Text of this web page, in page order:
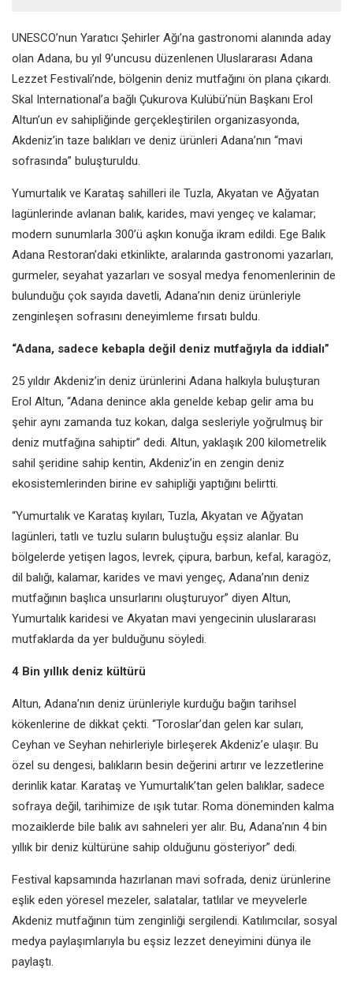
UNESCO’nun Yaratıcı Şehirler Ağı’na gastronomi alanında aday
olan Adana, bu yıl 9’uncusu düzenlenen Uluslararası Adana
Lezzet Festivali’nde, bölgenin deniz mutfağını ön plana çıkardı.
Skal International’a bağlı Çukurova Kulübü’nün Başkanı Erol
Altun’un ev sahipliğinde gerçekleştirilen organizasyonda,
Akdeniz’in taze balıkları ve deniz ürünleri Adana’nın “mavi
sofrasında” buluşturuldu.
Yumurtalık ve Karataş sahilleri ile Tuzla, Akyatan ve Ağyatan
lagünlerinde avlanan balık, karides, mavi yengeç ve kalamar;
modern sunumlarla 300’ü aşkın konuğa ikram edildi. Ege Balık
Adana Restoran’daki etkinlikte, aralarında gastronomi yazarları,
gurmeler, seyahat yazarları ve sosyal medya fenomenlerinin de
bulunduğu çok sayıda davetli, Adana’nın deniz ürünleriyle
zenginleşen sofrasını deneyimleme fırsatı buldu.
“Adana, sadece kebapla değil deniz mutfağıyla da iddialı”
25 yıldır Akdeniz’in deniz ürünlerini Adana halkıyla buluşturan
Erol Altun, “Adana denince akla genelde kebap gelir ama bu
şehir aynı zamanda tuz kokan, dalga sesleriyle yoğrulmuş bir
deniz mutfağına sahiptir” dedi. Altun, yaklaşık 200 kilometrelik
sahil şeridine sahip kentin, Akdeniz’in en zengin deniz
ekosistemlerinden birine ev sahipliği yaptığını belirtti.
“Yumurtalık ve Karataş kıyıları, Tuzla, Akyatan ve Ağyatan
lagünleri, tatlı ve tuzlu suların buluştuğu eşsiz alanlar. Bu
bölgelerde yetişen lagos, levrek, çipura, barbun, kefal, karagöz,
dil balığı, kalamar, karides ve mavi yengeç, Adana’nın deniz
mutfağının başlıca unsurlarını oluşturuyor” diyen Altun,
Yumurtalık karidesi ve Akyatan mavi yengecinin uluslararası
mutfaklarda da yer bulduğunu söyledi.
4 Bin yıllık deniz kültürü
Altun, Adana’nın deniz ürünleriyle kurduğu bağın tarihsel
kökenlerine de dikkat çekti. “Toroslar’dan gelen kar suları,
Ceyhan ve Seyhan nehirleriyle birleşerek Akdeniz’e ulaşır. Bu
özel su dengesi, balıkların besin değerini artırır ve lezzetlerine
derinlik katar. Karataş ve Yumurtalık’tan gelen balıklar, sadece
sofraya değil, tarihimize de ışık tutar. Roma döneminden kalma
mozaiklerde bile balık avı sahneleri yer alır. Bu, Adana’nın 4 bin
yıllık bir deniz kültürüne sahip olduğunu gösteriyor” dedi.
Festival kapsamında hazırlanan mavi sofrada, deniz ürünlerine
eşlik eden yöresel mezeler, salatalar, tatlılar ve meyvelerle
Akdeniz mutfağının tüm zenginliği sergilendi. Katılımcılar, sosyal
medya paylaşımlarıyla bu eşsiz lezzet deneyimini dünya ile
paylaştı.